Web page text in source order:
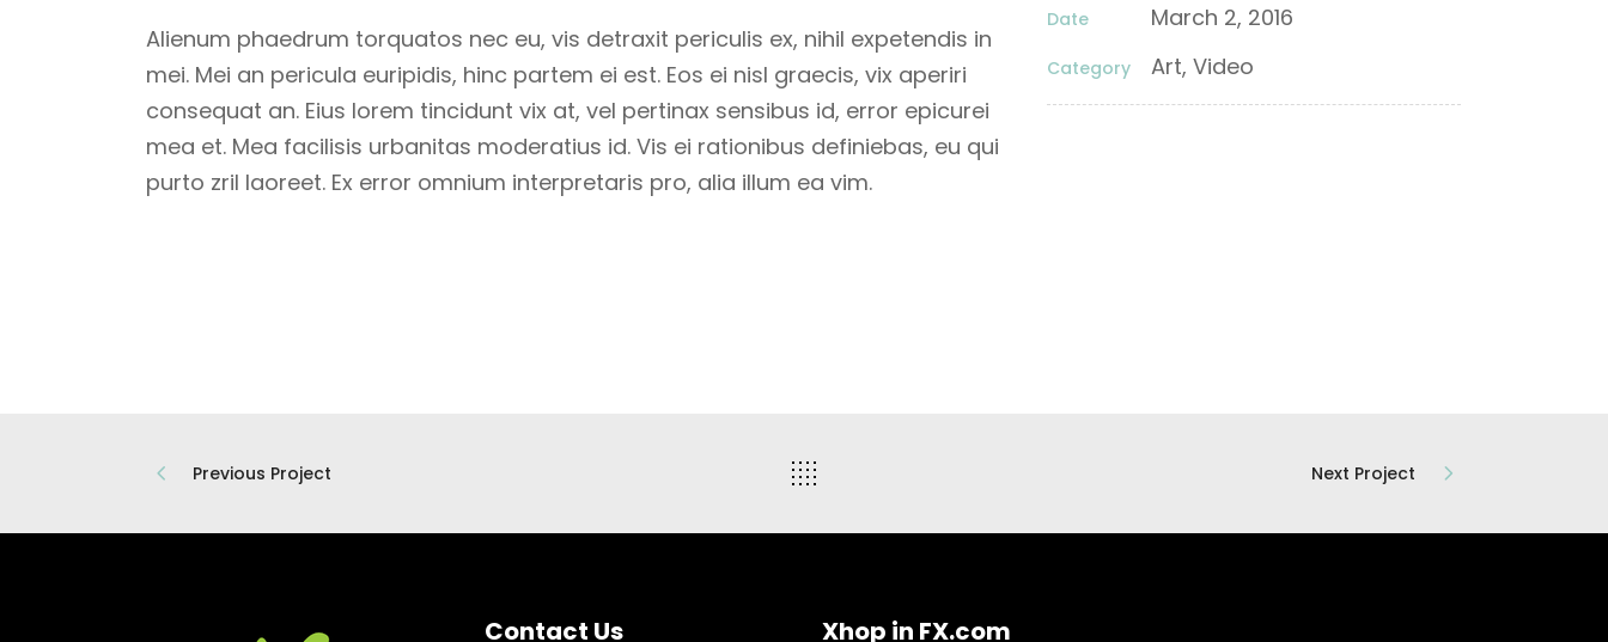
Alienum phaedrum torquatos nec eu, vis detraxit periculis ex, nihil expetendis in
mei. Mei an pericula euripidis, hinc partem ei est. Eos ei nisl graecis, vix aperiri
consequat an. Eius lorem tincidunt vix at, vel pertinax sensibus id, error epicurei
mea et. Mea facilisis urbanitas moderatius id. Vis ei rationibus definiebas, eu qui
purto zril laoreet. Ex error omnium interpretaris pro, alia illum ea vim.
Date March 2, 2016
Category Art, Video
Previous Project Next Project
Contact Us Xhop in FX.com